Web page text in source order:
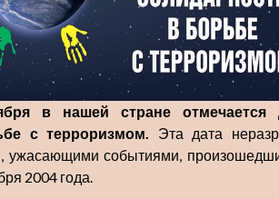
в нашей стране отмечается
с терроризмом.
Эта дата
ужасающими событиями,
2004 года.